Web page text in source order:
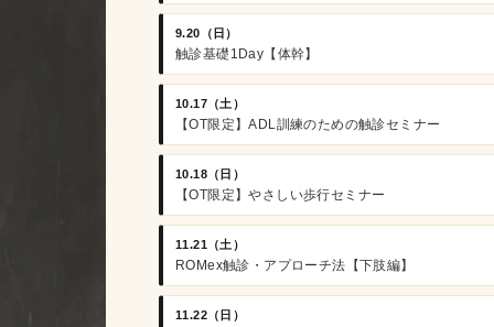
9.20（日）
触診基礎1Day【体幹】
10.17（土）
【OT限定】ADL訓練のための触診セミナー
10.18（日）
【OT限定】やさしい歩行セミナー
11.21（土）
ROMex触診・アプローチ法【下肢編】
11.22（日）